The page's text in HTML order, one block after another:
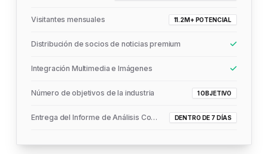
Visitantes mensuales 11.2M+ POTENCIAL
Distribución de socios de noticias premium
Integración Multimedia e Imágenes
Número de objetivos de la industria 1 OBJETIVO
Entrega del Informe de Análisis Completo DENTRO DE 7 DÍAS